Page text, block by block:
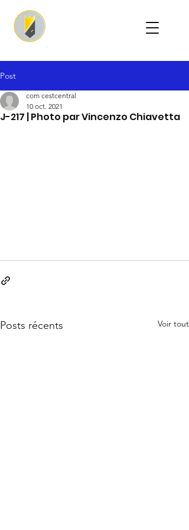
Post
J-217 | Photo par Vincenzo Chiavetta
com cestcentral
10 oct. 2021
Posts récents Voir tout